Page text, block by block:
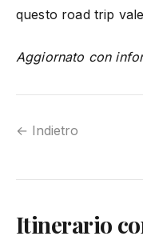
questo road trip
Aggiornato con
← Indietro
Itinerario